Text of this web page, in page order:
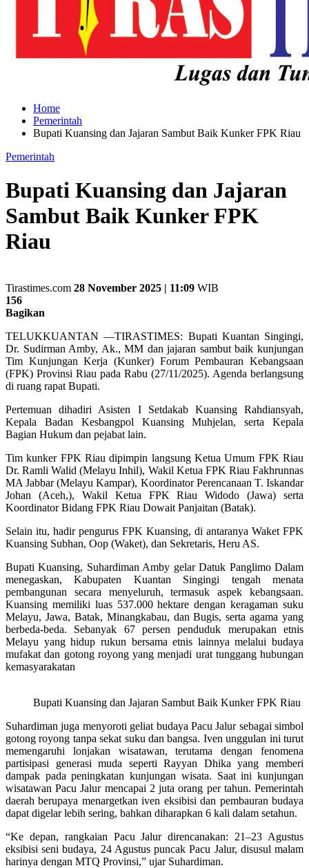
Home
Pemerintah
Bupati Kuansing dan Jajaran Sambut Baik Kunker FPK Riau
Pemerintah
Bupati Kuansing dan Jajaran
Sambut Baik Kunker FPK
Riau
Tirastimes.com 28 November 2025 | 11:09 WIB
156
Bagikan
TELUKKUANTAN —TIRASTIMES: Bupati Kuantan Singingi,
Dr. Sudirman Amby, Ak., MM dan jajaran sambut baik kunjungan
Tim Kunjungan Kerja (Kunker) Forum Pembauran Kebangsaan
(FPK) Provinsi Riau pada Rabu (27/11/2025). Agenda berlangsung
di ruang rapat Bupati.
Pertemuan dihadiri Asisten I Setdakab Kuansing Rahdiansyah,
Kepala Badan Kesbangpol Kuansing Muhjelan, serta Kepala
Bagian Hukum dan pejabat lain.
Tim kunker FPK Riau dipimpin langsung Ketua Umum FPK Riau
Dr. Ramli Walid (Melayu Inhil), Wakil Ketua FPK Riau Fakhrunnas
MA Jabbar (Melayu Kampar), Koordinator Perencanaan T. Iskandar
Johan (Aceh,), Wakil Ketua FPK Riau Widodo (Jawa) serta
Koordinator Bidang FPK Riau Dowait Panjaitan (Batak).
Selain itu, hadir pengurus FPK Kuansing, di antaranya Waket FPK
Kuansing Subhan, Oop (Waket), dan Sekretaris, Heru AS.
Bupati Kuansing, Suhardiman Amby gelar Datuk Panglimo Dalam
menegaskan, Kabupaten Kuantan Singingi tengah menata
pembangunan secara menyeluruh, termasuk aspek kebangsaan.
Kuansing memiliki luas 537.000 hektare dengan keragaman suku
Melayu, Jawa, Batak, Minangkabau, dan Bugis, serta agama yang
berbeda-beda. Sebanyak 67 persen penduduk merupakan etnis
Melayu yang hidup rukun bersama etnis lainnya melalui budaya
mufakat dan gotong royong yang menjadi urat tunggang hubungan
kemasyarakatan
Bupati Kuansing dan Jajaran Sambut Baik Kunker FPK Riau
Suhardiman juga menyoroti geliat budaya Pacu Jalur sebagai simbol
gotong royong tanpa sekat suku dan bangsa. Iven unggulan ini turut
memengaruhi lonjakan wisatawan, terutama dengan fenomena
partisipasi generasi muda seperti Rayyan Dhika yang memberi
dampak pada peningkatan kunjungan wisata. Saat ini kunjungan
wisatawan Pacu Jalur mencapai 2 juta orang per tahun. Pemerintah
daerah berupaya menargetkan iven eksibisi dan pembauran budaya
dapat digelar lebih sering, bahkan diharapkan 6 kali dalam setahun.
“Ke depan, rangkaian Pacu Jalur direncanakan: 21–23 Agustus
eksibisi seni budaya, 24 Agustus puncak Pacu Jalur, disusul malam
harinya dengan MTQ Provinsi,” ujar Suhardiman.